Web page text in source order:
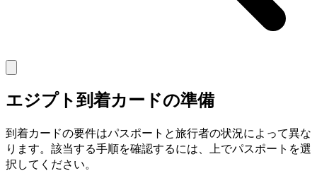
エジプト到着カードの準備
到着カードの要件はパスポートと旅行者の状況によって異な
ります。該当する手順を確認するには、上でパスポートを選
択してください。